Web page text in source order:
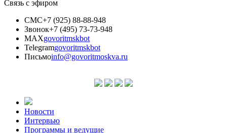
Связь с эфиром
СМС+7 (925) 88-88-948
Звонок+7 (495) 73-73-948
MAXgovoritmskbot
Telegramgovoritmskbot
Письмоinfo@govoritmoskva.ru
Новости
Интервью
Программы и ведущие